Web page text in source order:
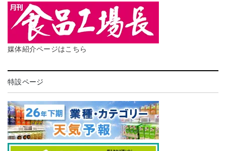
媒体紹介ページはこちら
特設ページ